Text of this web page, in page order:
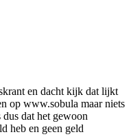
en dacht kijk dat lijkt
op www.sobula maar niets
dat het gewoon
heb en geen geld